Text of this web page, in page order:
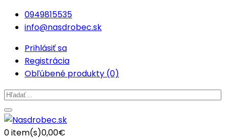
0949815535
info@nasdrobec.sk
Prihlásiť sa
Registrácia
Obľúbené produkty (0)
0item(s)0,00€